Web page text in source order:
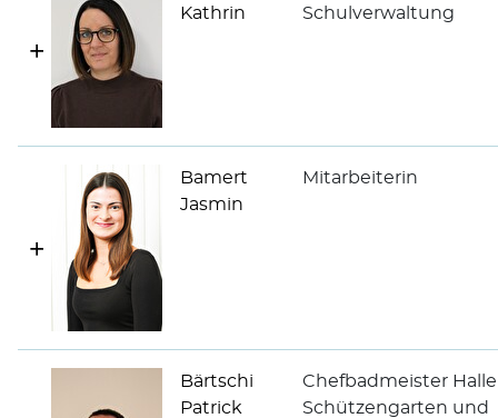
Kathrin
Schulverwaltung
Bamert
Jasmin
Mitarbeiterin
Bärtschi
Patrick
Chefbadmeister
Schützengarten und